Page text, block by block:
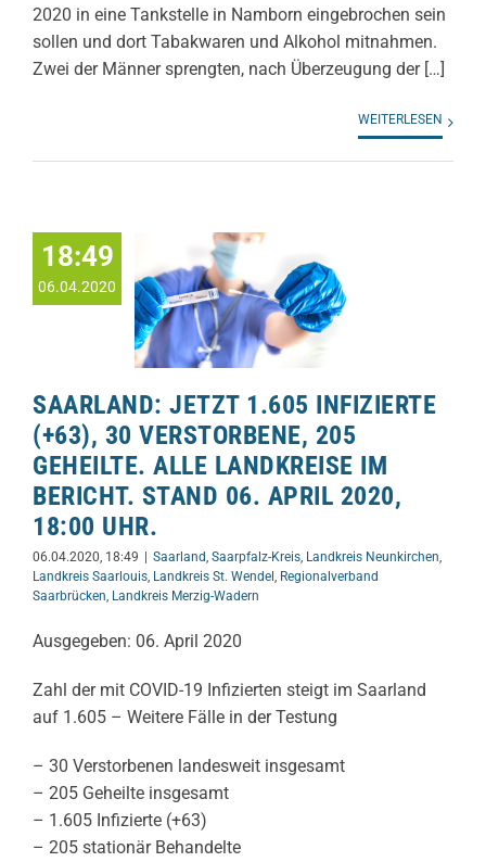
2020 in eine Tankstelle in Namborn eingebrochen sein
sollen und dort Tabakwaren und Alkohol mitnahmen.
Zwei der Männer sprengten, nach Überzeugung der […]
WEITERLESEN
18:49
06.04.2020
SAARLAND: JETZT 1.605 INFIZIERTE
(+63), 30 VERSTORBENE, 205
GEHEILTE. ALLE LANDKREISE IM
BERICHT. STAND 06. APRIL 2020,
18:00 UHR.
06.04.2020, 18:49 | Saarland Saarpfalz-Kreis Landkreis Neunkirchen
Landkreis Saarlouis Landkreis St. Wendel Regionalverband
Saarbrücken Landkreis Merzig-Wadern
Ausgegeben: 06. April 2020
Zahl der mit COVID-19 Infizierten steigt im Saarland
auf 1.605 – Weitere Fälle in der Testung
– 30 Verstorbenen landesweit insgesamt
– 205 Geheilte insgesamt
– 1.605 Infizierte (+63)
– 205 stationär Behandelte